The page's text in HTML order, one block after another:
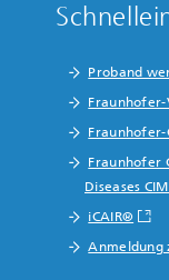
Proband
Fraunhofer
Diseases
iCAIR®
Anmeldung